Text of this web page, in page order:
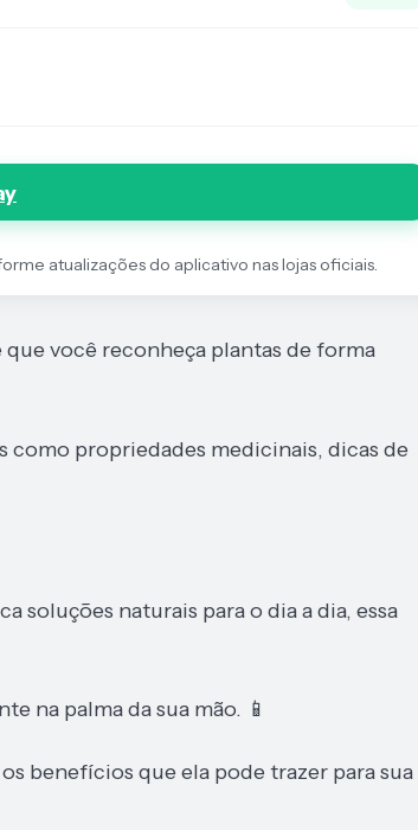
atualizações do aplicativo nas lojas oficiais.
você reconheça plantas de forma
como propriedades medicinais, dicas de
soluções naturais para o dia a dia, essa
na palma da sua mão. 📱
benefícios que ela pode trazer para sua